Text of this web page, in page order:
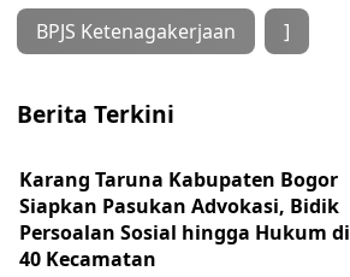
BPJS Ketenagakerjaan ]
Berita Terkini
Karang Taruna Kabupaten Bogor
Siapkan Pasukan Advokasi, Bidik
Persoalan Sosial hingga Hukum di
40 Kecamatan